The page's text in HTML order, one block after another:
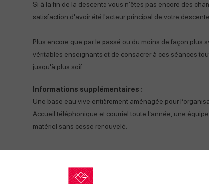
Si à la fin de la descente vous n'êtes pas encore des
satisfaction d'avoir été l'acteur principal de votre
Plus encore que par le passé ou du moins de façon plus
véritables enseignants et de consacrer à ces séances
jusqu'à plus soif.
Informations supplémentaires :
Une base eau vive entièrement aménagée pour
Accueil téléphonique et courriel toute l’année, une
matériel sans cesse renouvelé.
Ouverture